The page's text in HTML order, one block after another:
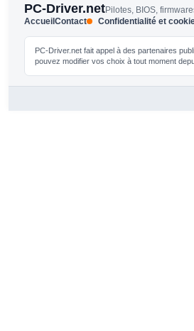
PC-Driver.netPilotes, BIOS,
AccueilContact Confidentialité et
PC-Driver.net fait appel à des partenaires
pouvez modifier vos choix à tout moment